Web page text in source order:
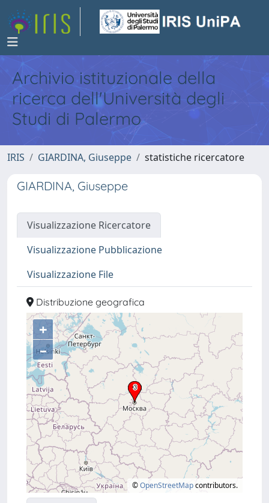
Archivio istituzionale della
ricerca dell'Università degli
Studi di Palermo
IRIS GIARDINA, Giuseppe statistiche ricercatore
GIARDINA, Giuseppe
Visualizzazione Ricercatore
Visualizzazione Pubblicazione
Visualizzazione File
Distribuzione geografica
+
–
©OpenStreetMapcontributors.